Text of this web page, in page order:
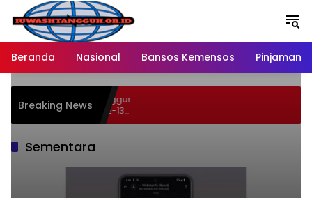
Langsung
konten
Beranda
Nasional Bansos Kemensos Pinjaman
Breaking News
Persen Buah Anggur
Spesial 12-13
Sementara